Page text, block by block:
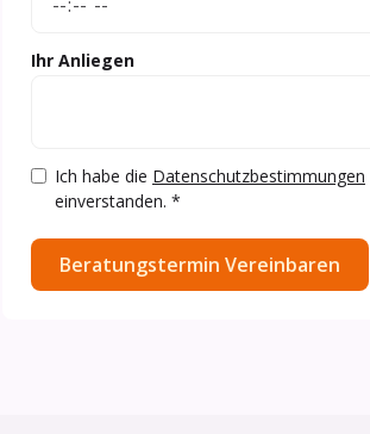
Ihr Anliegen
Ich habe die Datenschutzbestimmungen
einverstanden. *